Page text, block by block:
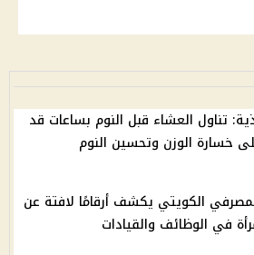
تناول العشاء قبل النوم بساعات قد
خسارة الوزن وتحسين النوم
الكويتي يكشف أرقامًا لافتة عن
في الوظائف والقيادات